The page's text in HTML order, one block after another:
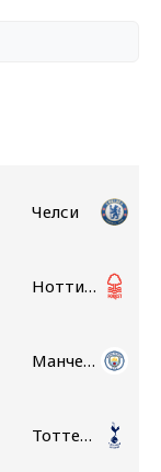
Челси
Ноттингем Форест
Манчестер Сити
Тоттенхэм